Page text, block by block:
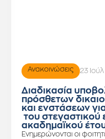
Ανακοινώσεις 23
Διαδικασία
πρόσθετων
και ενστάσεων
του στεγαστικού
ακαδημαϊκού
Ενημερώνονται οι